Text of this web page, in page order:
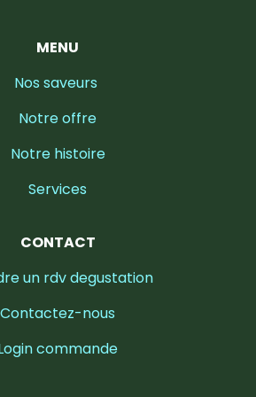
MENU
Nos saveurs
Notre offre
Notre histoire
Services
CONTACT
un rdv degustation
Contactez-nous
commande